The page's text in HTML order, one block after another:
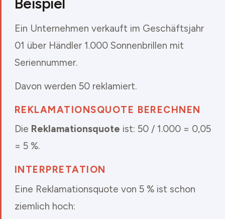
Ein Unternehmen verkauft im Geschäftsjahr
01 über Händler 1.000 Sonnenbrillen mit
Seriennummer.
Davon werden 50 reklamiert.
REKLAMATIONSQUOTE BERECHNEN
Die Reklamationsquote ist: 50 / 1.000 = 0,05
= 5 %.
INTERPRETATION
Eine Reklamationsquote von 5 % ist schon
ziemlich hoch: